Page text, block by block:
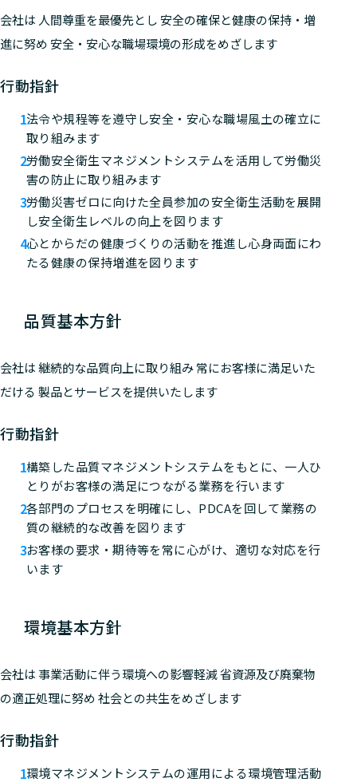
会社は 人間尊重を最優先とし 安全の確保と健康の保持・増
進に努め 安全・安心な職場環境の形成をめざします
行動指針
法令や規程等を遵守し安全・安心な職場風土の確立に
取り組みます
労働安全衛生マネジメントシステムを活用して労働災
害の防止に取り組みます
労働災害ゼロに向けた全員参加の安全衛生活動を展開
し安全衛生レベルの向上を図ります
心とからだの健康づくりの活動を推進し心身両面にわ
たる健康の保持増進を図ります
品質基本方針
会社は 継続的な品質向上に取り組み 常にお客様に満足いた
だける 製品とサービスを提供いたします
行動指針
構築した品質マネジメントシステムをもとに、一人ひ
とりがお客様の満足につながる業務を行います
各部門のプロセスを明確にし、PDCAを回して業務の
質の継続的な改善を図ります
お客様の要求・期待等を常に心がけ、適切な対応を行
います
環境基本方針
会社は 事業活動に伴う環境への影響軽減 省資源及び廃棄物
の適正処理に努め 社会との共生をめざします
行動指針
環境マネジメントシステムの運用による環境管理活動